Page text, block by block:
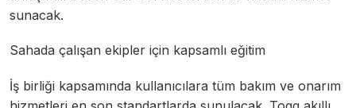
sunacak.
Sahada çalışan ekipler için kapsamlı eğitim
İş birliği kapsamında kullanıcılara tüm bakım ve onarım